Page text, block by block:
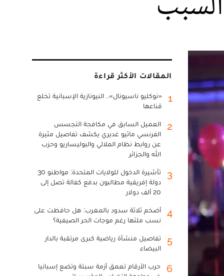
المقالات الأكثر قراءة
1
«نوكليو ناسيونال».. النيونازية الإسبانية تخلع
قناعها
2
العميل السابق في مكافحة التجسس
الفرنسي ماثيو غديري يكشف تفاصيل مثيرة
عن روابط نظام الملالي والبوليساريو وحزب
الله والجزائر
3
تأشيرة الدخول للولايات المتحدة: مواطنو 30
دولة إفريقية مطالبون بدفع كفالة تصل إلى
20 ألف دولار
4
أضخم ثلاثة سدود بالمغرب: هل حافظت على
نسب ملئها رغم موجات الحر الصيفية؟
5
تفاصيل منشأة رياضية كبرى مرتقبة بالدار
البيضاء
6
حرب الأرقام تعمق أزمة سبتة وتضع إسبانيا